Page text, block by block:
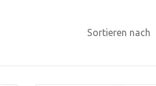
Sortieren nach